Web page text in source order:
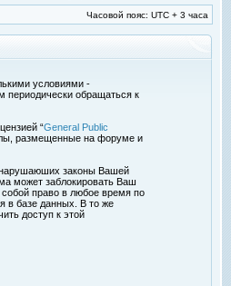
Часовой пояс: UTC + 3 часа
условиями -
периодически обращаться к
“General Public
размещенные на форуме и
нарушаюших законы Вашей
может заблокировать Ваш
собой право в любое время по
в базе данных. В то же
доступ к этой